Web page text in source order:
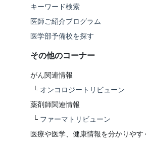
キーワード検索
医師ご紹介プログラム
医学部予備校を探す
その他のコーナー
がん関連情報
└ オンコロジートリビューン
薬剤師関連情報
└ ファーマトリビューン
医療や医学、健康情報を分かりやす